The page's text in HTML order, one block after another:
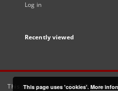
Log in
Recently viewed
This service runs onDInGO dLibra
This page uses 'cookies'. More